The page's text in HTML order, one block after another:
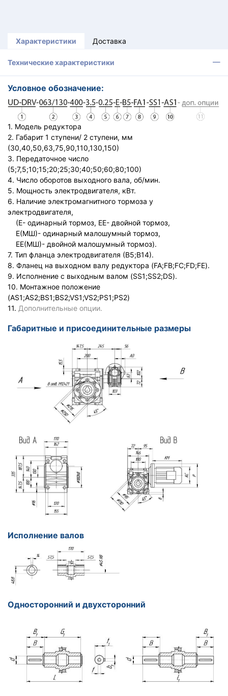
Характеристики Доставка
Технические характеристики
Условное обозначение:
1. Модель редуктора
2. Габарит 1 ступени/ 2 ступени, мм
(30,40,50,63,75,90,110,130,150)
3. Передаточное число
(5;7,5;10;15;20;25;30;40;50;60;80;100)
4. Число оборотов выходного вала, об/мин.
5. Мощность электродвигателя, кВт.
6. Наличие электромагнитного тормоза у
электродвигателя,
(Е- одинарный тормоз, ЕЕ- двойной тормоз,
Е(МШ)- одинарный малошумный тормоз,
ЕЕ(МШ)- двойной малошумный тормоз).
7. Тип фланца электродвигателя (В5;В14).
8. Фланец на выходном валу редуктора (FA;FB;FC;FD;FE).
9. Исполнение с выходным валом (SS1;SS2;DS).
10. Монтажное положение
(AS1;AS2;BS1;BS2;VS1;VS2;PS1;PS2)
11. Дополнительные опции.
Габаритные и присоединительные размеры
Исполнение валов
Односторонний и двухсторонний